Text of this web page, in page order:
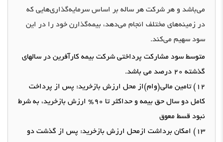
می‌باشد و هر شرکت هر ساله بر اساس سرمایه‌گذاری‌هایی که
در زمینه‌های مختلف انجام می‌دهد، بیمه‌گذارن خود را در این
سود سهیم می‌کند.
متوسطسود مشارکت پرداختی شرکت بیمه کارآفرین در سالهای
گذشته 20 درصد می باشد.
12)
تامین مالی(وام)از محل ارزش بازخرید: پس از پرداخت
کامل دو سال حق بیمه و حداکثر تا 90%
ارزش بازخرید، به شرط
نبود قسط معوق
13)
امکان برداشت ازمحل ارزش بازخرید: پس از گذشت دو